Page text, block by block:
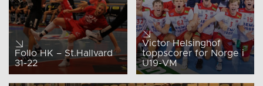
Follo HK – St.Hallvard
31-22
Victor Helsinghof
toppscorer for Norge i
U19-VM